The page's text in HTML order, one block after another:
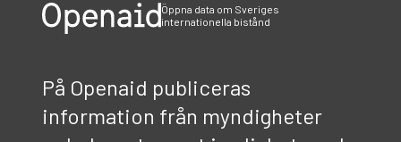
Öppna data om Sveriges
internationella bistånd
På Openaid publiceras
information från myndigheter